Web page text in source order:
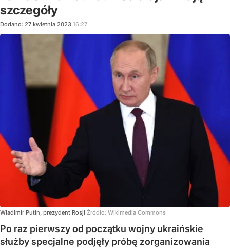
szczegóły
Dodano: 27 kwietnia 2023 16:27
Władimir Putin, prezydent Rosji Źródło: Wikimedia Commons
Po raz pierwszy od początku wojny ukraińskie
służby specjalne podjęły próbę zorganizowania